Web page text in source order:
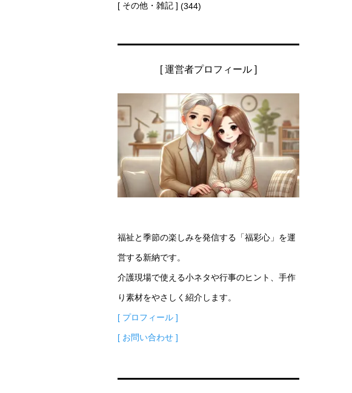
[ その他・雑記 ] (344)
[ 運営者プロフィール ]
福祉と季節の楽しみを発信する「福彩心」を運
営する新納です。
介護現場で使える小ネタや行事のヒント、手作
り素材をやさしく紹介します。
[ プロフィール ]
[ お問い合わせ ]